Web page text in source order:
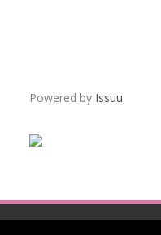
Powered by Issuu